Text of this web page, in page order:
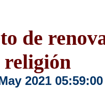
de
religión
2021 05:59:00